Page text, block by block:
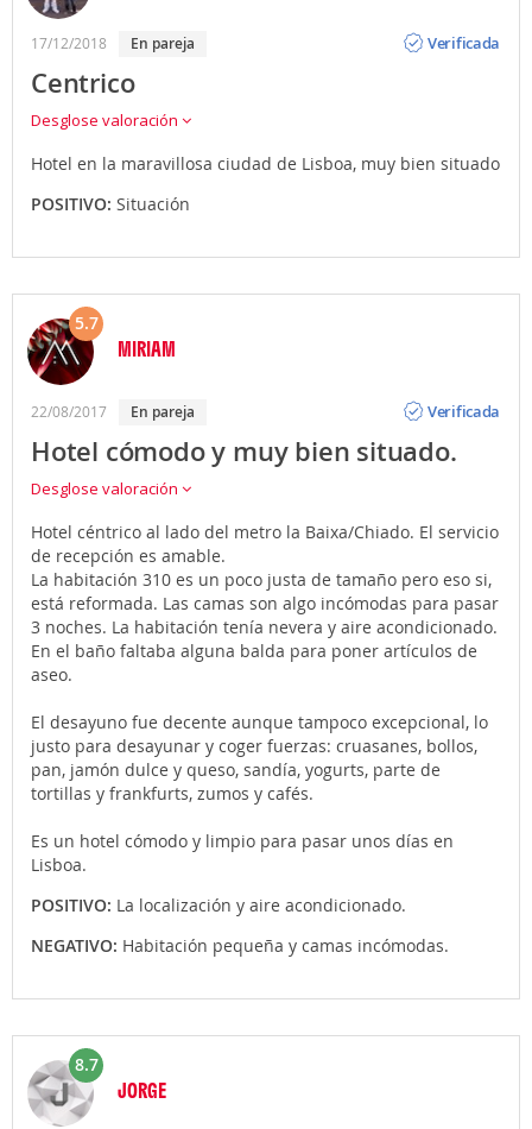
17/12/2018 en pareja
Verificada
Centrico
Desglose valoración
Hotel en la maravillosa ciudad de Lisboa, muy bien situado
POSITIVO: Situación
5.7
MIRIAM
22/08/2017 en pareja
Verificada
Hotel cómodo y muy bien situado.
Desglose valoración
Hotel céntrico al lado del metro la Baixa/Chiado. El servicio
de recepción es amable.
La habitación 310 es un poco justa de tamaño pero eso si,
está reformada. Las camas son algo incómodas para pasar
3 noches. La habitación tenía nevera y aire acondicionado.
En el baño faltaba alguna balda para poner artículos de
aseo.
El desayuno fue decente aunque tampoco excepcional, lo
justo para desayunar y coger fuerzas: cruasanes, bollos,
pan, jamón dulce y queso, sandía, yogurts, parte de
tortillas y frankfurts, zumos y cafés.
Es un hotel cómodo y limpio para pasar unos días en
Lisboa.
POSITIVO: La localización y aire acondicionado.
NEGATIVO: Habitación pequeña y camas incómodas.
8.7
JORGE